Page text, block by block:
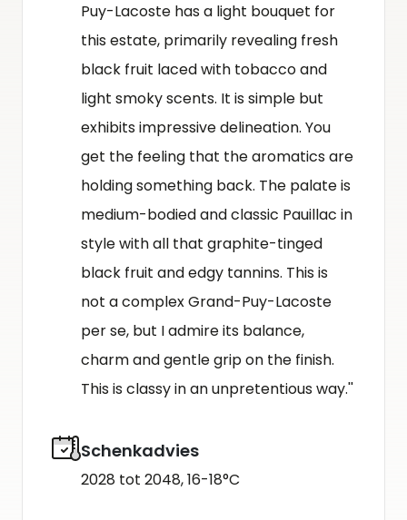
Puy-Lacoste has a light bouquet for
this estate, primarily revealing fresh
black fruit laced with tobacco and
light smoky scents. It is simple but
exhibits impressive delineation. You
get the feeling that the aromatics are
holding something back. The palate is
medium-bodied and classic Pauillac in
style with all that graphite-tinged
black fruit and edgy tannins. This is
not a complex Grand-Puy-Lacoste
per se, but I admire its balance,
charm and gentle grip on the finish.
This is classy in an unpretentious way.''
Schenkadvies
2028 tot 2048, 16-18°C